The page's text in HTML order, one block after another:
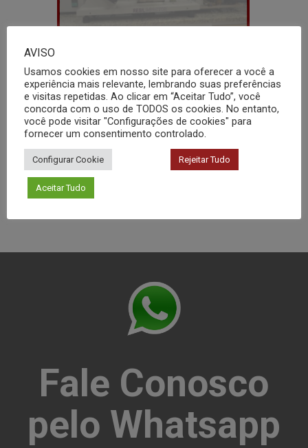
Coeficiente de Atrito – COF
Fale Conosco
pelo Whatsapp
AVISO
Usamos cookies em nosso site para oferecer a você a
experiência mais relevante, lembrando suas preferências
e visitas repetidas. Ao clicar em “Aceitar Tudo”, você
concorda com o uso de TODOS os cookies. No entanto,
você pode visitar "Configurações de cookies" para
fornecer um consentimento controlado.
Configurar Cookie Rejeitar Tudo
Aceitar Tudo